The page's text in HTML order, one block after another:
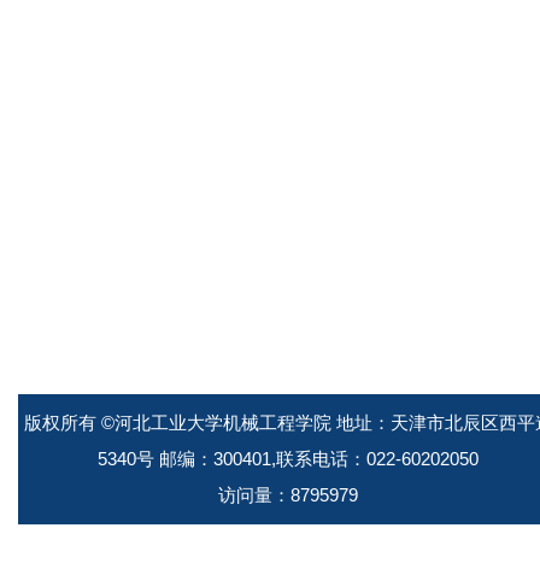
版权所有 ©河北工业大学机械工程学院 地址：天津市北辰区西平
5340号 邮编：300401,联系电话：022-60202050
访问量： 8795979